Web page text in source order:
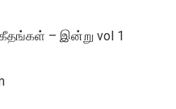
கீதங்கள் – இன்று vol 1